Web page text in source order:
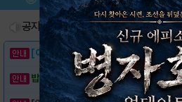
공지사항
[이벤트] 웃음으로 매일매일 해피! 유머 게
밥알이의 헝앱통신 ⑲ “밥알이, 드디어 멀